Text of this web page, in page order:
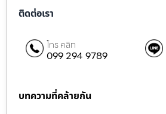
ติดต่อเรา
โทร คลิก
099 294 9789
บทความที่คล้ายกัน